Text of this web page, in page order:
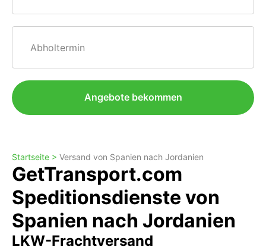
Abholtermin
Angebote bekommen
Startseite > Versand von Spanien nach Jordanien
GetTransport.com
Speditionsdienste von
Spanien nach Jordanien
LKW-Frachtversand